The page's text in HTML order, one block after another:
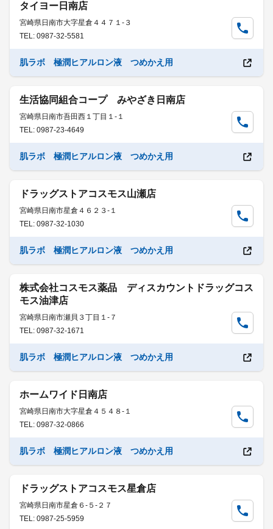
タイヨー日南店
宮崎県日南市大字星倉４４７１-３
TEL: 0987-32-5581
肌ラボ 極潤ヒアルロン液 つめかえ用
生活協同組合コープ みやざき日南店
宮崎県日南市吾田西１丁目１-１
TEL: 0987-23-4649
肌ラボ 極潤ヒアルロン液 つめかえ用
ドラッグストアコスモス山瀬店
宮崎県日南市星倉４６２３-１
TEL: 0987-32-1030
肌ラボ 極潤ヒアルロン液 つめかえ用
株式会社コスモス薬品 ディスカウントドラッグコス
モス油津店
宮崎県日南市瀬貝３丁目１-７
TEL: 0987-32-1671
肌ラボ 極潤ヒアルロン液 つめかえ用
ホームワイド日南店
宮崎県日南市大字星倉４５４８-１
TEL: 0987-32-0866
肌ラボ 極潤ヒアルロン液 つめかえ用
ドラッグストアコスモス星倉店
宮崎県日南市星倉６-５-２７
TEL: 0987-25-5959